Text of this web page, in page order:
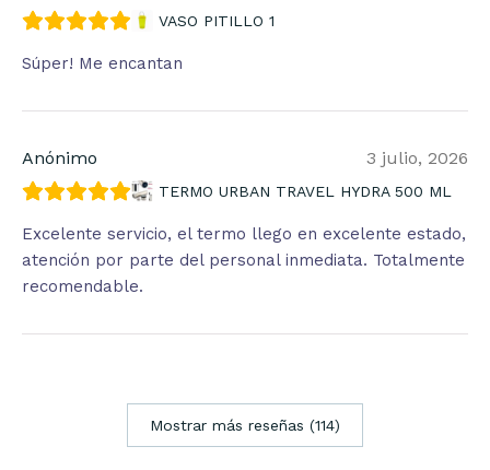
VASO PITILLO 1
Súper! Me encantan
Anónimo 3 julio, 2026
TERMO URBAN TRAVEL HYDRA 500 ML
Excelente servicio, el termo llego en excelente estado,
atención por parte del personal inmediata. Totalmente
recomendable.
Mostrar más reseñas (114)